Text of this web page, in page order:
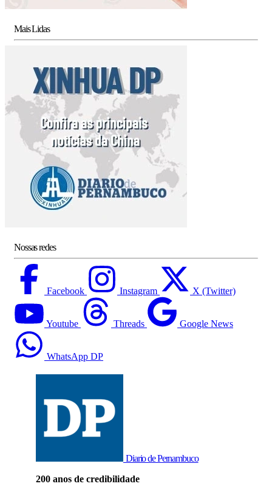
Mais Lidas
Nossas redes
Facebook Instagram X (Twitter)
Youtube Threads Google News
WhatsApp DP
Diario de Pernambuco
200 anos de credibilidade